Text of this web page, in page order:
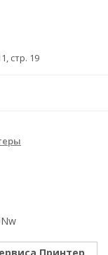
стр. 19